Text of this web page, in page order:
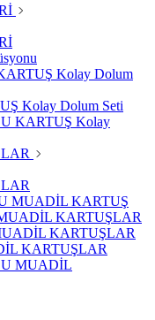
Kolay Dolum
Kolay Dolum Seti
KARTUŞ Kolay
MUADİL KARTUŞ
KARTUŞLAR
KARTUŞLAR
KARTUŞLAR
MUADİL